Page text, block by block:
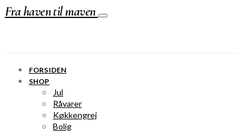
Fra haven til maven
FORSIDEN
SHOP
Jul
Råvarer
Køkkengrej
Bolig